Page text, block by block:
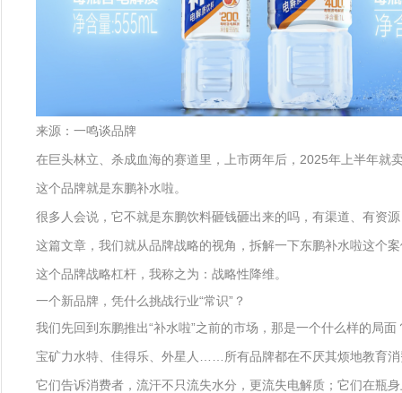
来源：一鸣谈品牌
在巨头林立、杀成血海的赛道里，上市两年后，2025年上半年就
这个品牌就是东鹏补水啦。
很多人会说，它不就是东鹏饮料砸钱砸出来的吗，有渠道、有资
这篇文章，我们就从品牌战略的视角，拆解一下东鹏补水啦这个
这个品牌战略杠杆，我称之为：战略性降维。
一个新品牌，凭什么挑战行业“常识”？
我们先回到东鹏推出“补水啦”之前的市场，那是一个什么样的局面
宝矿力水特、佳得乐、外星人……所有品牌都在不厌其烦地教育
它们告诉消费者，流汗不只流失水分，更流失电解质；它们在瓶